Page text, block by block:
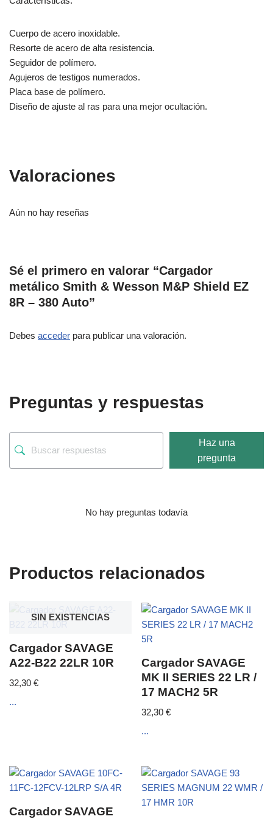
Cuerpo de acero inoxidable.
Resorte de acero de alta resistencia.
Seguidor de polímero.
Agujeros de testigos numerados.
Placa base de polímero.
Diseño de ajuste al ras para una mejor ocultación.
Valoraciones
Aún no hay reseñas
Sé el primero en valorar “Cargador
metálico Smith & Wesson M&P Shield EZ
8R – 380 Auto”
Debes acceder para publicar una valoración.
Preguntas y respuestas
Haz una
pregunta
No hay preguntas todavía
Productos relacionados
SIN EXISTENCIAS
Cargador SAVAGE
A22-B22 22LR 10R
32,30 €
...
Cargador SAVAGE
MK II SERIES 22 LR /
17 MACH2 5R
32,30€
...
Cargador SAVAGE